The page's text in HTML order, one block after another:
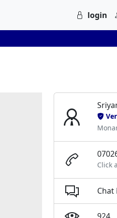
login
Click
Chat